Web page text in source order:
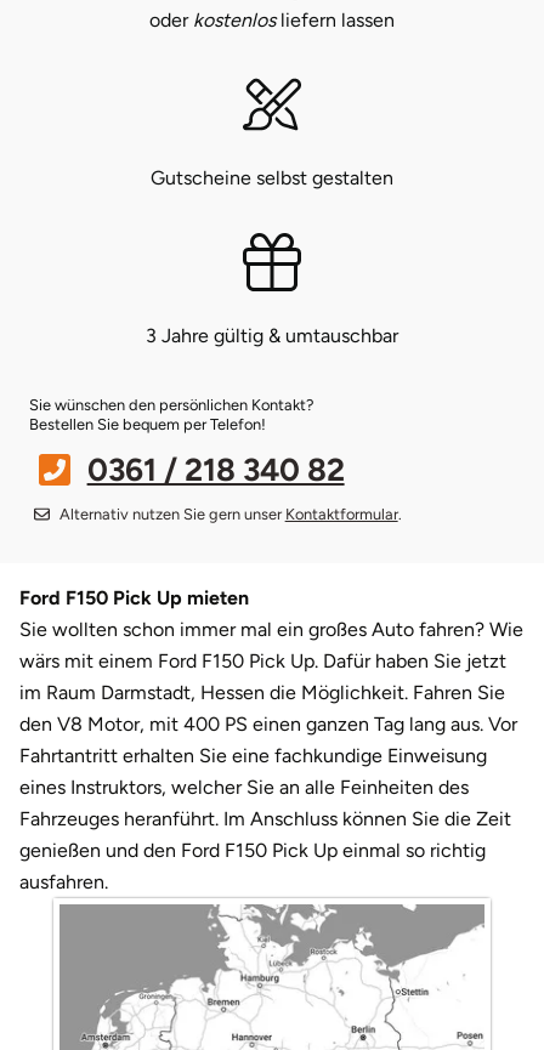
oder kostenlosliefern lassen
Gutscheine selbst gestalten
3 Jahre gültig & umtauschbar
Sie wünschen den persönlichen Kontakt?
Bestellen Sie bequem per Telefon!
0361 / 218 340 82
Alternativ nutzen Sie gern unser Kontaktformular.
Ford F150 Pick Up mieten
Sie wollten schon immer mal ein großes Auto fahren? Wie
wärs mit einem Ford F150 Pick Up. Dafür haben Sie jetzt
im Raum Darmstadt, Hessen die Möglichkeit. Fahren Sie
den V8 Motor, mit 400 PS einen ganzen Tag lang aus. Vor
Fahrtantritt erhalten Sie eine fachkundige Einweisung
eines Instruktors, welcher Sie an alle Feinheiten des
Fahrzeuges heranführt. Im Anschluss können Sie die Zeit
genießen und den Ford F150 Pick Up einmal so richtig
ausfahren.
Coburg
Cottbus
Deggendorf
Dessau
Dietzenbach
Dingolfing
Dorsten
Duisburg
Strausberg (Berlin/Brandenburg)
Sömmerda
sächsische Schweiz
Witterda